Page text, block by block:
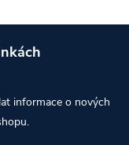
informace o nových